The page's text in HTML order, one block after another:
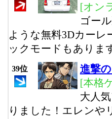
[オン
ゴー
ような無料3Dカー
ックモードもありま
39位
進撃
[本格
大人
りました！エレンや